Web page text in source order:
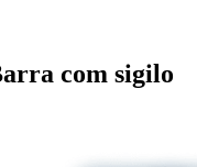
com sigilo